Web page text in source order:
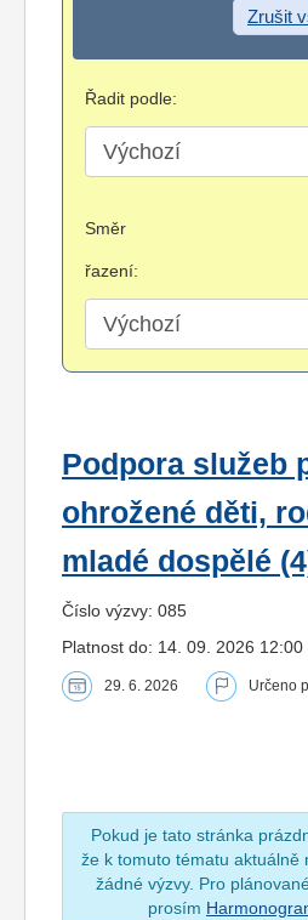
Zrušit
Řadit podle:
Směr
řazení:
Podpora služeb
ohrožené děti,
mladé dospělé
Číslo výzvy: 085
Platnost do: 14. 09. 2026 12:00
29. 6. 2026 Určeno
Pokud je tato stránka
že k tomuto tématu aktuálně
žádné výzvy. Pro
prosím